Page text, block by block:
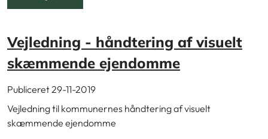
Vejledning - håndtering af visuelt
skæmmende ejendomme
Publiceret 29-11-2019
Vejledning til kommunernes håndtering af visuelt
skæmmende ejendomme